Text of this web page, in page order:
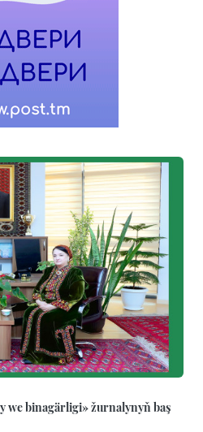
we binagärligi» žurnalynyň baş